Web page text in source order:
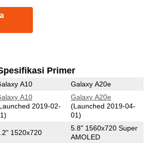
Primer
A10 Galaxy A20e
A10
2019-02-
Galaxy A20e
(Launched 2019-04-
01)
1520x720
5.8" 1560x720 Super
AMOLED